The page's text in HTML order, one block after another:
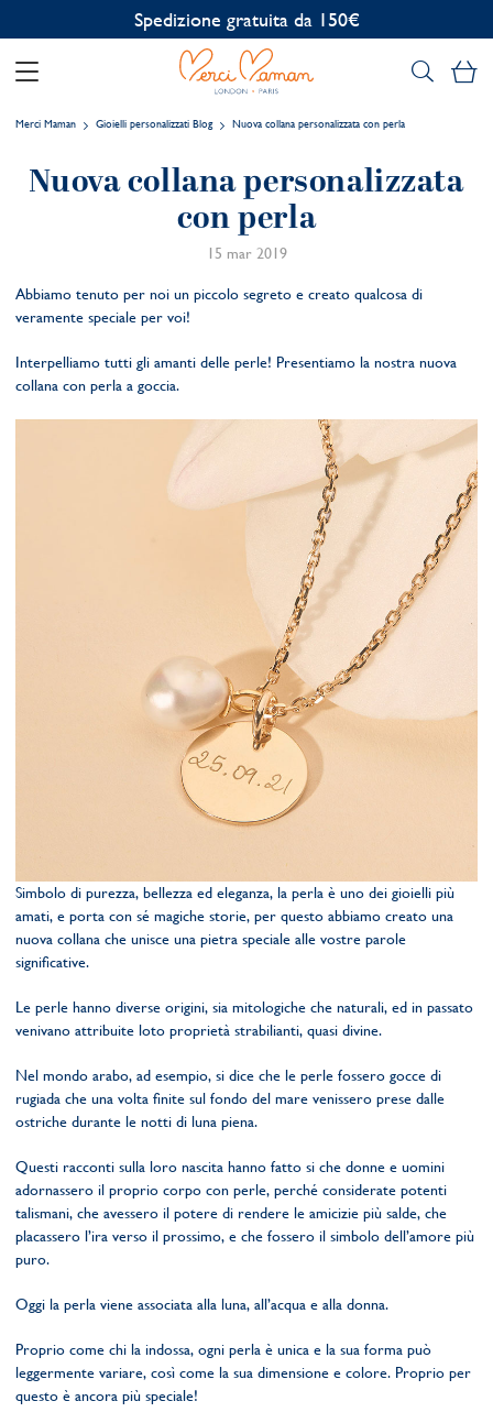
Spedizione gratuita da 150€
Il
Merci Maman Gioielli personalizzati Blog Nuova collana personalizzata con perla
Nuova collana personalizzata
con perla
15 mar 2019
Abbiamo tenuto per noi un piccolo segreto e creato qualcosa di
veramente speciale per voi!
Interpelliamo tutti gli amanti delle perle! Presentiamo la nostra nuova
collana con perla a goccia.
Simbolo di purezza, bellezza ed eleganza, la perla è uno dei gioielli più
amati, e porta con sé magiche storie, per questo abbiamo creato una
nuova collana che unisce una pietra speciale alle vostre parole
significative.
Le perle hanno diverse origini, sia mitologiche che naturali, ed in passato
venivano attribuite loto proprietà strabilianti, quasi divine.
Nel mondo arabo, ad esempio, si dice che le perle fossero gocce di
rugiada che una volta finite sul fondo del mare venissero prese dalle
ostriche durante le notti di luna piena.
Questi racconti sulla loro nascita hanno fatto si che donne e uomini
adornassero il proprio corpo con perle, perché considerate potenti
talismani, che avessero il potere di rendere le amicizie più salde, che
placassero l’ira verso il prossimo, e che fossero il simbolo dell’amore più
puro.
Oggi la perla viene associata alla luna, all’acqua e alla donna.
Proprio come chi la indossa, ogni perla è unica e la sua forma può
leggermente variare, così come la sua dimensione e colore. Proprio per
questo è ancora più speciale!